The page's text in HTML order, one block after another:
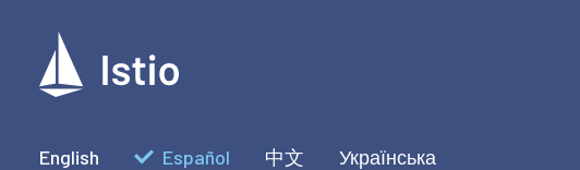
English Español 中文 Українська